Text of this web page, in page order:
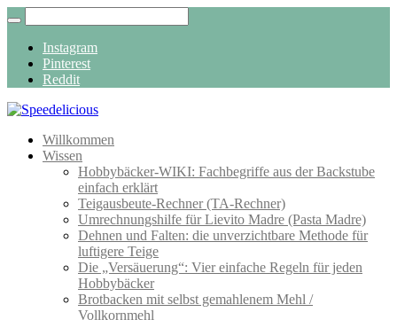
Instagram
Pinterest
Reddit
Willkommen
Wissen
Hobbybäcker-WIKI: Fachbegriffe aus der Backstube
einfach erklärt
Teigausbeute-Rechner (TA-Rechner)
Umrechnungshilfe für Lievito Madre (Pasta Madre)
Dehnen und Falten: die unverzichtbare Methode für
luftigere Teige
Die „Versäuerung“: Vier einfache Regeln für jeden
Hobbybäcker
Brotbacken mit selbst gemahlenem Mehl /
Vollkornmehl